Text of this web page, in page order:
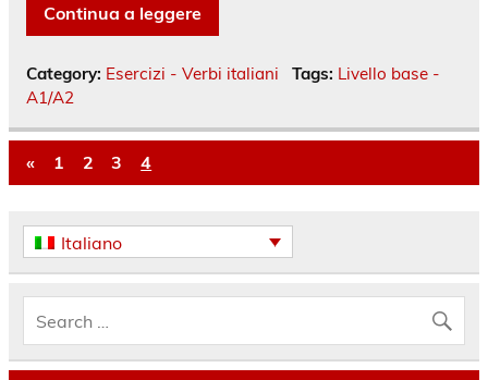
Continua a leggere
Category: Esercizi - Verbi italiani Tags: Livello base -
A1/A2
« 1 2 3 4
Italiano